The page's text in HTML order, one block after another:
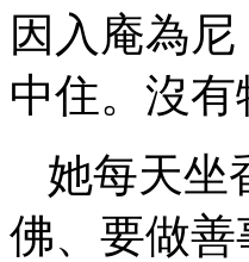
因入庵為
中住。沒
她每天坐
佛、要做